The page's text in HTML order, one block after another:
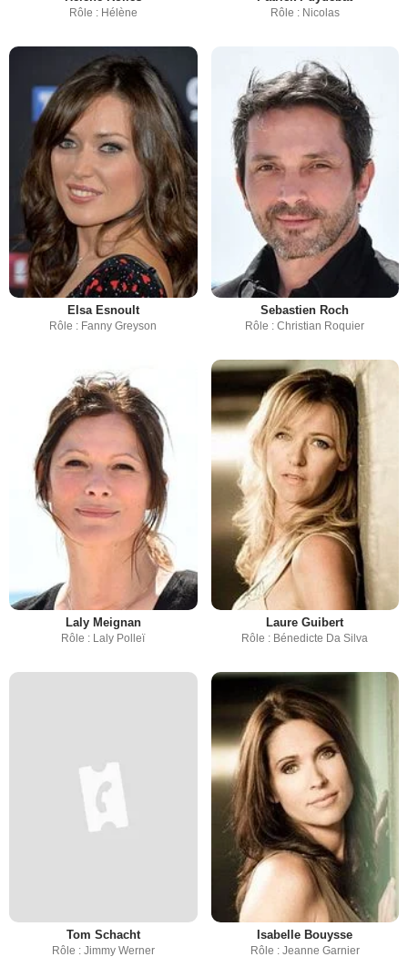
Rôle : Hélène Rôle : Nicolas
Elsa Esnoult
Rôle : Fanny Greyson
Sebastien Roch
Rôle : Christian Roquier
Laly Meignan
Rôle : Laly Polleï
Laure Guibert
Rôle : Bénedicte Da Silva
Tom Schacht
Rôle : Jimmy Werner
Isabelle Bouysse
Rôle : Jeanne Garnier